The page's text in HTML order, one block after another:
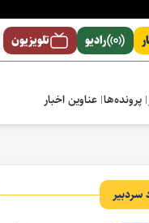
رادیو تلویزیون
پرونده‌ها عناوین اخبار
سردبیر